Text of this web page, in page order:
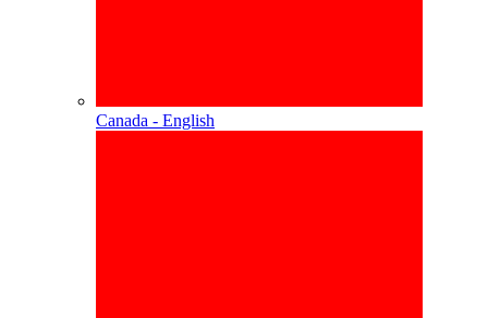
Canada - English